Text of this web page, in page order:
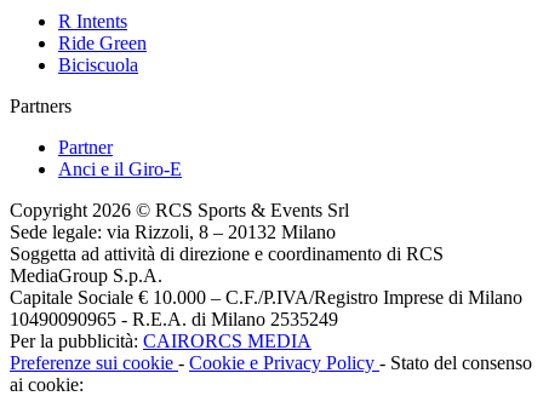
R Intents
Ride Green
Biciscuola
Partners
Partner
Anci e il Giro-E
Copyright 2026 © RCS Sports & Events Srl
Sede legale: via Rizzoli, 8 – 20132 Milano
Soggetta ad attività di direzione e coordinamento di RCS
MediaGroup S.p.A.
Capitale Sociale € 10.000 – C.F./P.IVA/Registro Imprese di Milano
10490090965 - R.E.A. di Milano 2535249
Per la pubblicità: CAIRORCS MEDIA
Preferenze sui cookie - Cookie e Privacy Policy - Stato del consenso
ai cookie: